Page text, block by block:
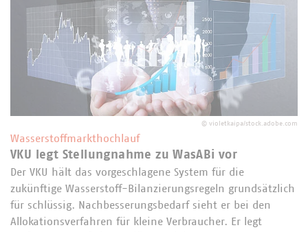
© violetkaipa/stock.adobe.com
Wasserstoffmarkthochlauf
VKU legt Stellungnahme zu WasABi vor
Der VKU hält das vorgeschlagene System für die
zukünftige Wasserstoff-Bilanzierungsregeln grundsätzlich
für schlüssig. Nachbesserungsbedarf sieht er bei den
Allokationsverfahren für kleine Verbraucher. Er legt